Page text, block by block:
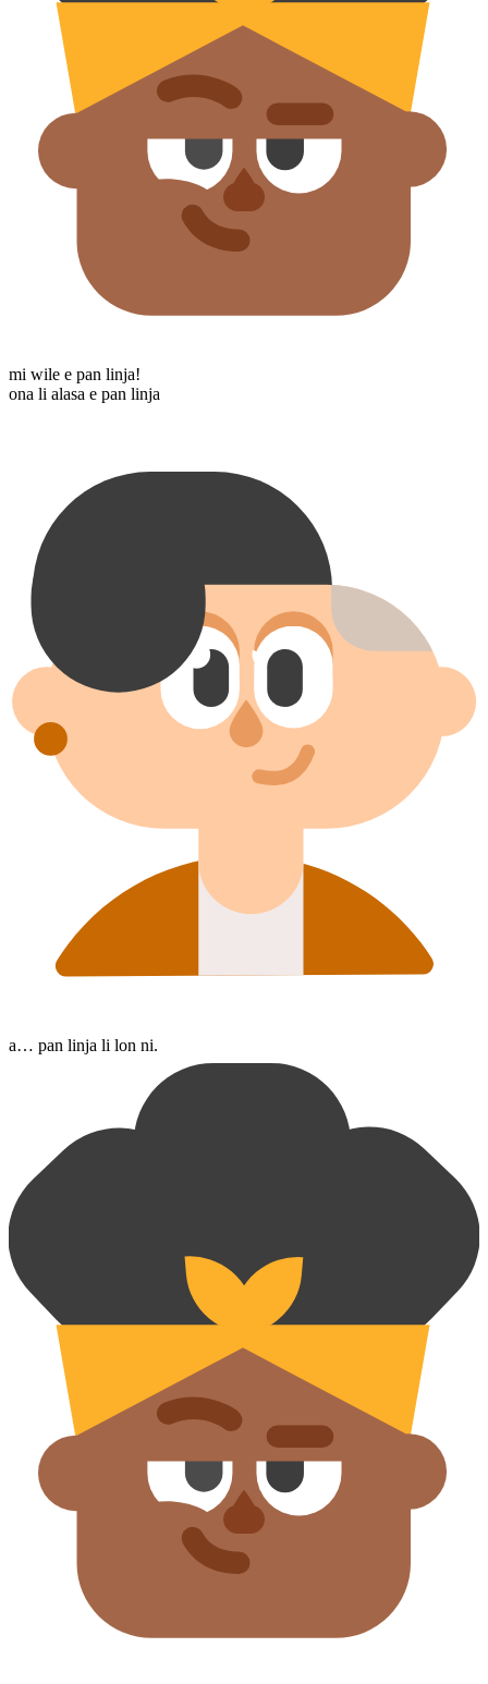
mi wile e pan linja!
ona li alasa e pan linja
a… pan linja li lon ni.